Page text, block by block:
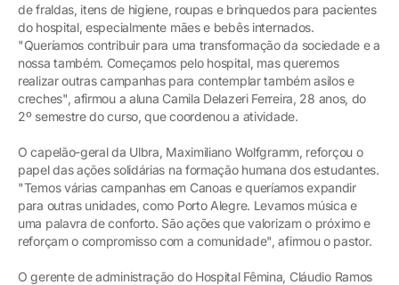
de fraldas, itens de higiene, roupas e brinquedos para pacientes
do hospital, especialmente mães e bebês internados.
"Queríamos contribuir para uma transformação da sociedade e a
nossa também. Começamos pelo hospital, mas queremos
realizar outras campanhas para contemplar também asilos e
creches", afirmou a aluna Camila Delazeri Ferreira, 28 anos, do
2º semestre do curso, que coordenou a atividade.
O capelão-geral da Ulbra, Maximiliano Wolfgramm, reforçou o
papel das ações solidárias na formação humana dos estudantes.
"Temos várias campanhas em Canoas e queríamos expandir
para outras unidades, como Porto Alegre. Levamos música e
uma palavra de conforto. São ações que valorizam o próximo e
reforçam o compromisso com a comunidade", afirmou o pastor.
O gerente de administração do Hospital Fêmina, Cláudio Ramos